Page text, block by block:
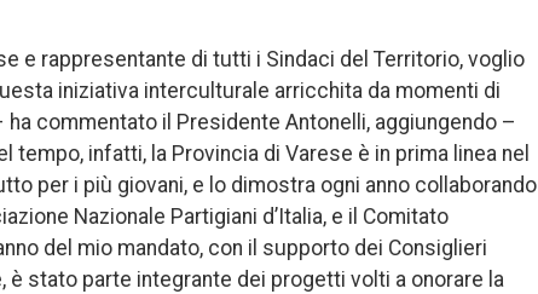
e rappresentante di tutti i Sindaci del Territorio, voglio
iniziativa interculturale arricchita da momenti di
commentato il Presidente Antonelli, aggiungendo –
tempo, infatti, la Provincia di Varese è in prima linea nel
per i più giovani, e lo dimostra ogni anno collaborando
Nazionale Partigiani d’Italia, e il Comitato
del mio mandato, con il supporto dei Consiglieri
è stato parte integrante dei progetti volti a onorare la